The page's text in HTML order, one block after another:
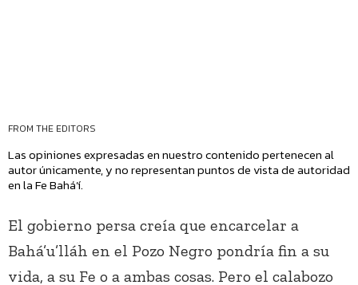
FROM THE EDITORS
Las opiniones expresadas en nuestro contenido pertenecen al
autor únicamente, y no representan puntos de vista de autoridad
en la Fe Bahá’í.
El gobierno persa creía que encarcelar a
Bahá’u’lláh en el Pozo Negro pondría fin a su
vida, a su Fe o a ambas cosas. Pero el calabozo